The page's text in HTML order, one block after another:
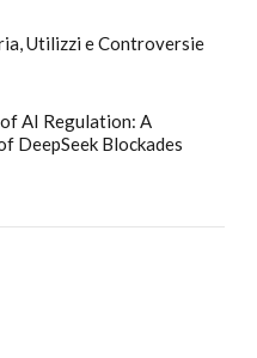
Utilizzi e Controversie
AI Regulation: A
DeepSeek Blockades